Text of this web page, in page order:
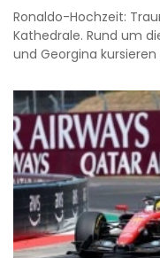
Ronaldo-Hochzeit:
Kathedrale. Rund um
und Georgina